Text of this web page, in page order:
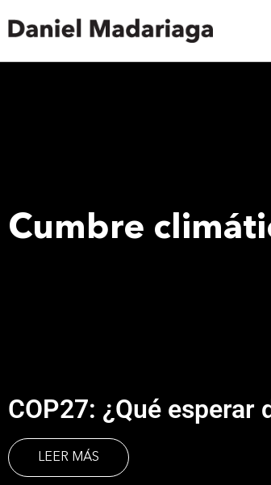
Cumbre
COP27: ¿Qué
LEER MÁS